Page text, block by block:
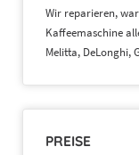
Wir reparieren,
Kaffeemaschine
Melitta, DeLonghi,
PREISE